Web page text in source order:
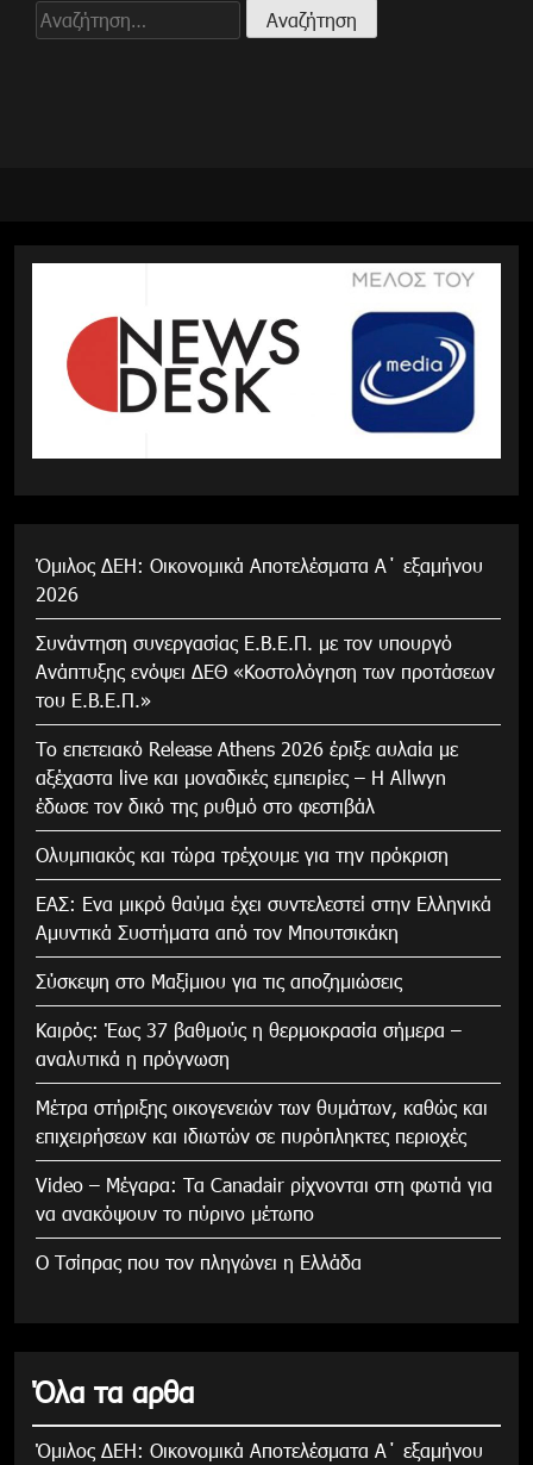
Αναζήτηση
για:
Όμιλος ΔΕΗ: Οικονομικά Αποτελέσματα Α΄ εξαμήνου
2026
Συνάντηση συνεργασίας Ε.Β.Ε.Π. με τον υπουργό
Ανάπτυξης ενόψει ΔΕΘ «Κοστολόγηση των προτάσεων
του Ε.Β.Ε.Π.»
Το επετειακό Release Athens 2026 έριξε αυλαία με
αξέχαστα live και μοναδικές εμπειρίες – Η Allwyn
έδωσε τον δικό της ρυθμό στο φεστιβάλ
Ολυμπιακός και τώρα τρέχουμε για την πρόκριση
ΕΑΣ: Ενα μικρό θαύμα έχει συντελεστεί στην Ελληνικά
Αμυντικά Συστήματα από τον Μπουτσικάκη
Σύσκεψη στο Μαξίμιου για τις αποζημιώσεις
Καιρός: Έως 37 βαθμούς η θερμοκρασία σήμερα –
αναλυτικά η πρόγνωση
Μέτρα στήριξης οικογενειών των θυμάτων, καθώς και
επιχειρήσεων και ιδιωτών σε πυρόπληκτες περιοχές
Video – Μέγαρα: Τα Canadair ρίχνονται στη φωτιά για
να ανακόψουν το πύρινο μέτωπο
Ο Τσίπρας που τον πληγώνει η Ελλάδα
Όλα τα αρθα
Όμιλος ΔΕΗ: Οικονομικά Αποτελέσματα Α΄ εξαμήνου